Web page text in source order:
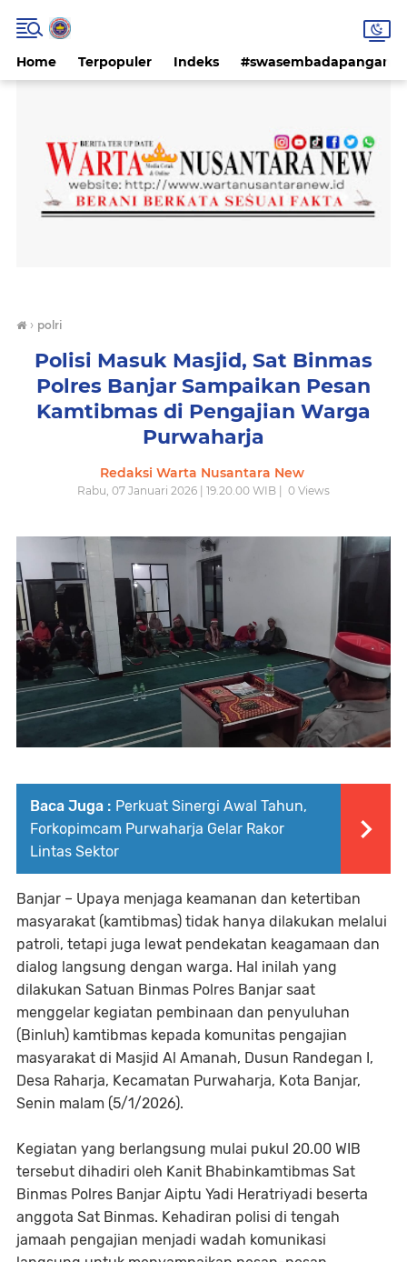
Home Terpopuler Indeks #swasembadapangan
› polri
Polisi Masuk Masjid, Sat Binmas
Polres Banjar Sampaikan Pesan
Kamtibmas di Pengajian Warga
Purwaharja
Redaksi Warta Nusantara New
Rabu, 07 Januari 2026 | 19.20.00 WIB | 0 Views
Baca Juga : Perkuat Sinergi Awal Tahun,
Forkopimcam Purwaharja Gelar Rakor
Lintas Sektor
Banjar – Upaya menjaga keamanan dan ketertiban
masyarakat (kamtibmas) tidak hanya dilakukan melalui
patroli, tetapi juga lewat pendekatan keagamaan dan
dialog langsung dengan warga. Hal inilah yang
dilakukan Satuan Binmas Polres Banjar saat
menggelar kegiatan pembinaan dan penyuluhan
(Binluh) kamtibmas kepada komunitas pengajian
masyarakat di Masjid Al Amanah, Dusun Randegan I,
Desa Raharja, Kecamatan Purwaharja, Kota Banjar,
Senin malam (5/1/2026).
Kegiatan yang berlangsung mulai pukul 20.00 WIB
tersebut dihadiri oleh Kanit Bhabinkamtibmas Sat
Binmas Polres Banjar Aiptu Yadi Heratriyadi beserta
anggota Sat Binmas. Kehadiran polisi di tengah
jamaah pengajian menjadi wadah komunikasi